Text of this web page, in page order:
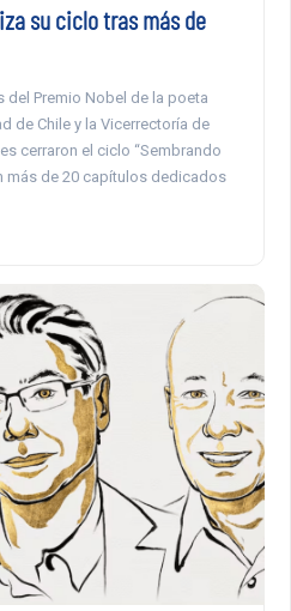
su ciclo tras más de
del Premio Nobel de la poeta
de Chile y la Vicerrectoría de
cerraron el ciclo “Sembrando
más de 20 capítulos dedicados